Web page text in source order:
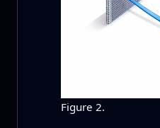
Figure 2.